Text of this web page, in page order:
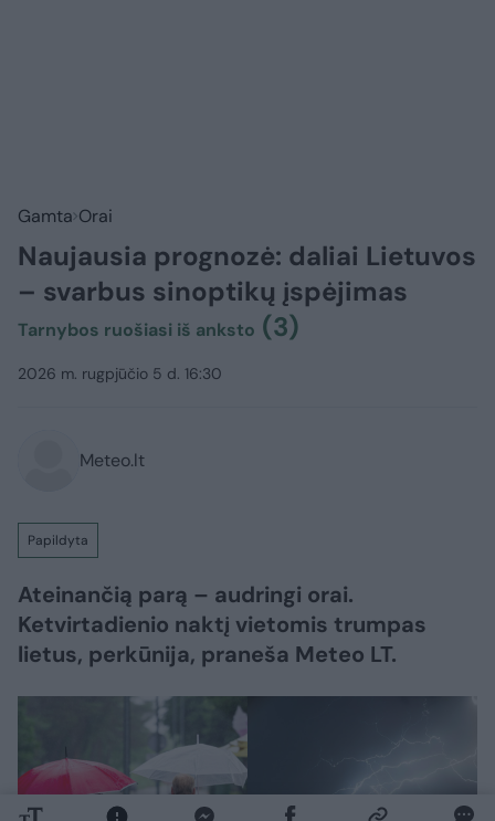
Gamta Orai
Naujausia prognozė: daliai Lietuvos
– svarbus sinoptikų įspėjimas
Tarnybos ruošiasi iš anksto (3)
2026 m. rugpjūčio 5 d. 16:30
Meteo.lt
Papildyta
Ateinančią parą – audringi orai.
Ketvirtadienio naktį vietomis trumpas
lietus, perkūnija, praneša Meteo LT.